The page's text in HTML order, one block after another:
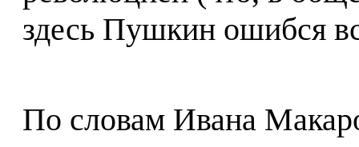
здесь Пушкин ошибся
По словам Ивана